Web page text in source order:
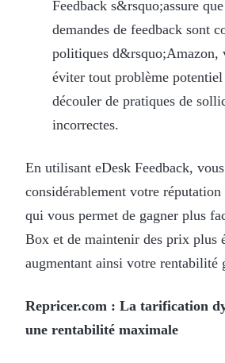
Feedback s&rsquo;assure
demandes de feedback sont
politiques d&rsquo;Amazon,
éviter tout problème
découler de pratiques de
incorrectes.
En utilisant eDesk Feedback,
considérablement votre réputation
qui vous permet de gagner plus
Box et de maintenir des prix plus
augmentant ainsi votre rentabilité
Repricer.com : La tarification
une rentabilité maximale